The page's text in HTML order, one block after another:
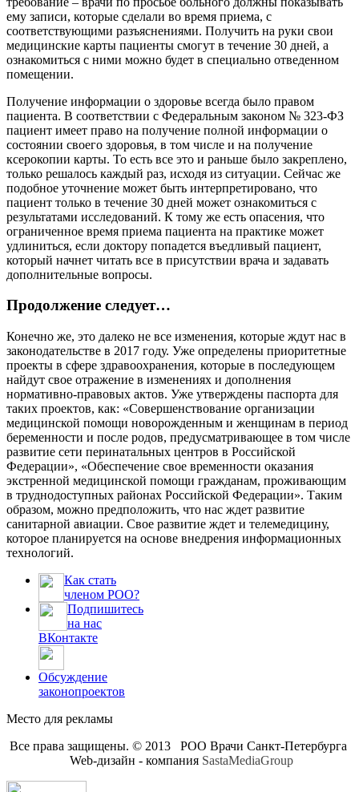
ему записи, которые сделали во время приема, с
соответствующими разъяснениями. Получить на руки свои
медицинские карты пациенты смогут в течение 30 дней, а
ознакомиться с ними можно будет в специально отведенном
помещении.
Получение информации о здоровье всегда было правом
пациента. В соответствии с Федеральным законом № 323-ФЗ
пациент имеет право на получение полной информации о
состоянии своего здоровья, в том числе и на получение
ксерокопии карты. То есть все это и раньше было закреплено,
только решалось каждый раз, исходя из ситуации. Сейчас же
подобное уточнение может быть интерпретировано, что
пациент только в течение 30 дней может ознакомиться с
результатами исследований. К тому же есть опасения, что
ограниченное время приема пациента на практике может
удлиниться, если доктору попадется въедливый пациент,
который начнет читать все в присутствии врача и задавать
дополнительные вопросы.
Продолжение следует…
Конечно же, это далеко не все изменения, которые ждут нас в
законодательстве в 2017 году. Уже определены приоритетные
проекты в сфере здравоохранения, которые в последующем
найдут свое отражение в изменениях и дополнения
нормативно-правовых актов. Уже утверждены паспорта для
таких проектов, как: «Совершенствование организации
медицинской помощи новорожденным и женщинам в период
беременности и после родов, предусматривающее в том числе
развитие сети перинатальных центров в Российской
Федерации», «Обеспечение свое временности оказания
экстренной медицинской помощи гражданам, проживающим
в труднодоступных районах Российской Федерации». Таким
образом, можно предположить, что нас ждет развитие
санитарной авиации. Свое развитие ждет и телемедицину,
которое планируется на основе внедрения информационных
технологий.
Как стать
членом РОО?
Подпишитесь
на нас
ВКонтакте
Обсуждение
законопроектов
Место для рекламы
Все права защищены. © 2013 РОО Врачи Санкт-Петербурга
Web-дизайн - компания SastaMediaGroup